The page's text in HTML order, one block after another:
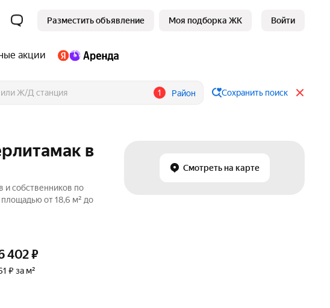
Разместить объявление Моя подборка ЖК Войти
акции
1 Район Сохранить поиск
Смотреть на карте
в
и собственников по
от 18,6 м² до
402₽
₽ за м²